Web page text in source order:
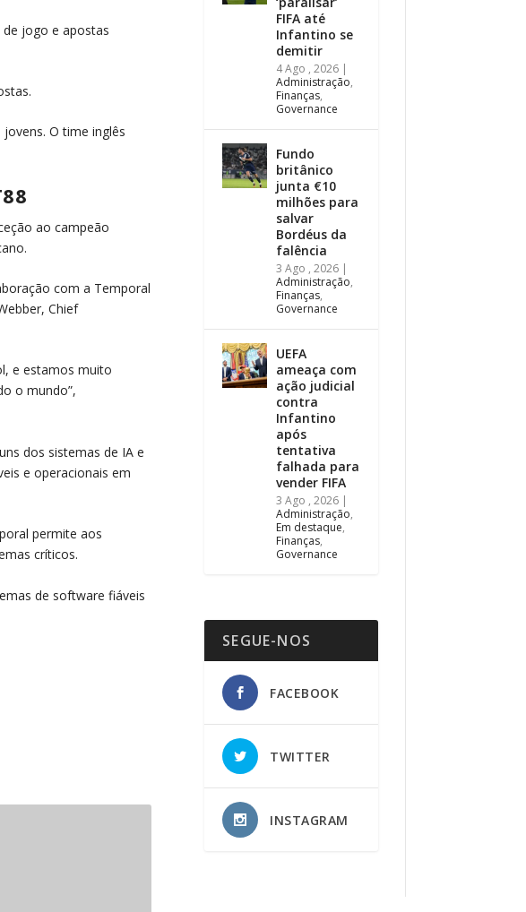
jogo e apostas
O time inglês
ao campeão
com a Temporal
Chief
e estamos muito
o mundo”,
dos sistemas de IA e
​​e operacionais em
permite aos
críticos.
de software fiáveis
FIFA até
Infantino se
demitir
4 Ago , 2026 |
Administração,
Finanças,
Governance
Fundo
britânico
junta €10
milhões para
salvar
Bordéus da
falência
3 Ago , 2026 |
Administração,
Finanças,
Governance
UEFA
ameaça com
ação judicial
contra
Infantino
após
tentativa
falhada para
vender FIFA
3 Ago , 2026 |
Administração,
Em destaque,
Finanças,
Governance
SEGUE-NOS
FACEBOOK
TWITTER
INSTAGRAM